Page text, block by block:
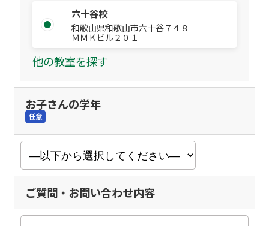
六十谷校
和歌山県和歌山市六十谷７４８
ＭＭＫビル２０１
他の教室を探す
お子さんの学年
任意
ご質問・お問い合わせ内容